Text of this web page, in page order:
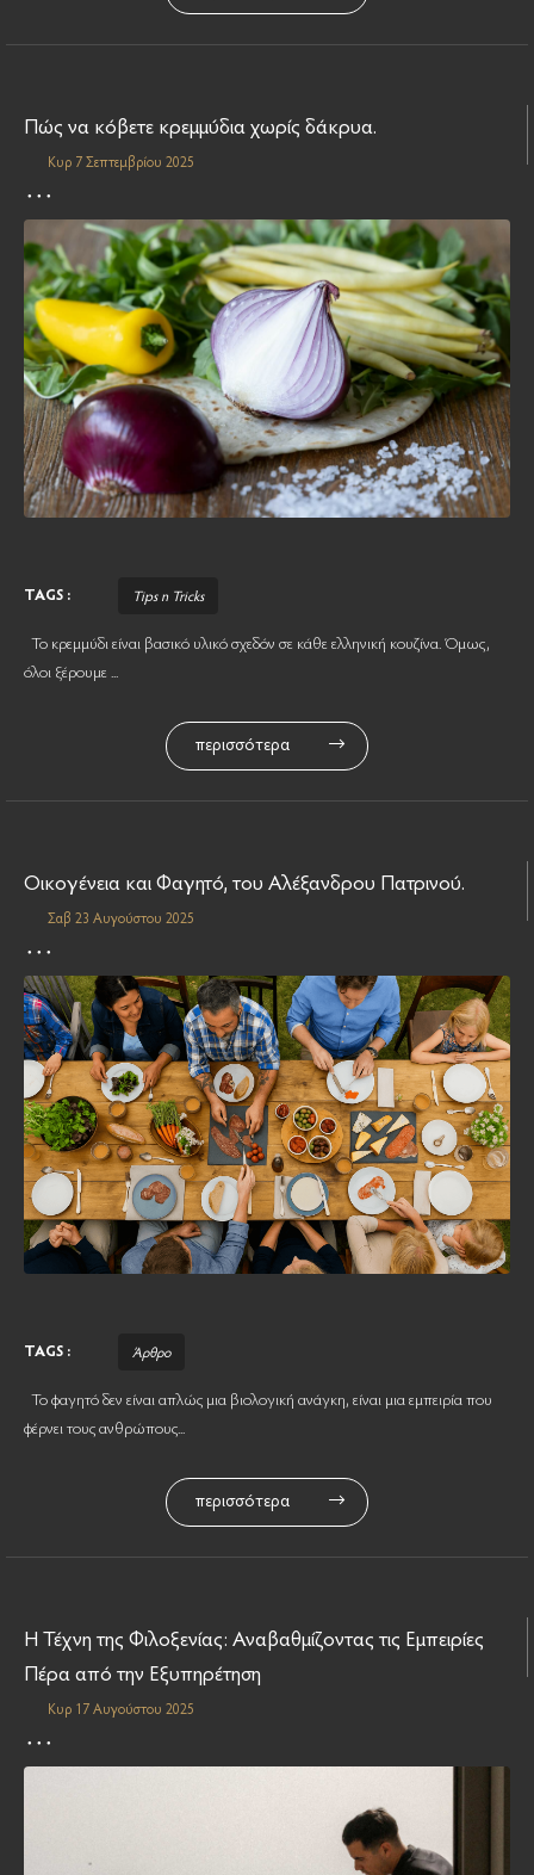
Πώς να κόβετε κρεμμύδια χωρίς δάκρυα.
Κυρ 7 Σεπτεμβρίου 2025
TAGS : Tips n Tricks
Το κρεμμύδι είναι βασικό υλικό σχεδόν σε κάθε ελληνική κουζίνα. Όμως,
όλοι ξέρουμε ...
περισσότερα
Οικογένεια και Φαγητό, του Αλέξανδρου Πατρινού.
Σαβ 23 Αυγούστου 2025
TAGS : Άρθρο
Το φαγητό δεν είναι απλώς μια βιολογική ανάγκη, είναι μια εμπειρία που
φέρνει τους ανθρώπους...
περισσότερα
Η Τέχνη της Φιλοξενίας: Αναβαθμίζοντας τις Εμπειρίες
Πέρα από την Εξυπηρέτηση
Κυρ 17 Αυγούστου 2025